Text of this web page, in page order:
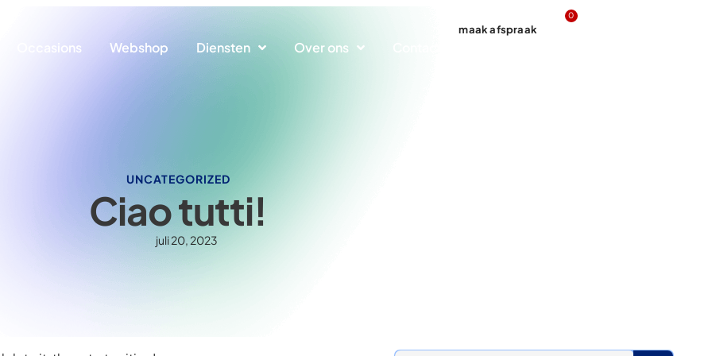
Occasions Webshop Diensten Over ons
maak afspraak
0
UNCATEGORIZED
Ciao tutti!
juli 20, 2023